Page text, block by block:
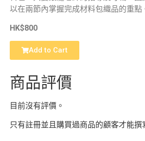
以在兩節內掌握完成材料包織品的重點
HK$800
Add to Cart
商品評價
目前沒有評價。
只有註冊並且購買過商品的顧客才能撰